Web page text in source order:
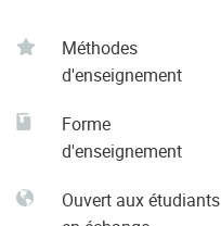
Méthodes
d'enseignement
Forme
d'enseignement
Ouvert aux étudiants